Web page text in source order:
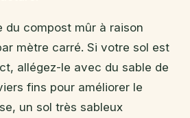
du compost mûr à raison
mètre carré. Si votre sol est
allégez-le avec du sable de
fins pour améliorer le
un sol très sableux